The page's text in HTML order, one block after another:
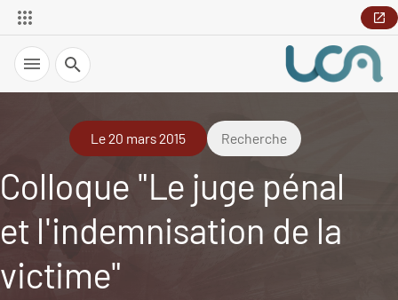
Recherche
Le 20 mars 2015 Recherche
Colloque "Le juge pénal
et l'indemnisation de la
victime"